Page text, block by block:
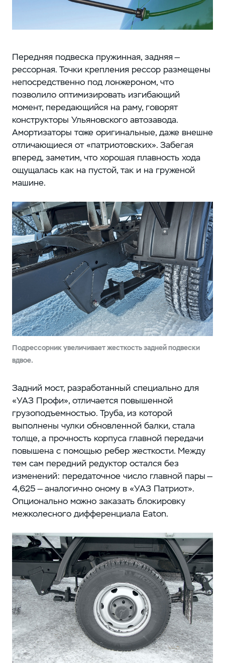
Передняя подвеска пружинная, задняя —
рессорная. Точки крепления рессор размещены
непосредственно под лонжероном, что
позволило оптимизировать изгибающий
момент, передающийся на раму, говорят
конструкторы Ульяновского автозавода.
Амортизаторы тоже оригинальные, даже внешне
отличающиеся от «патриотовских». Забегая
вперед, заметим, что хорошая плавность хода
ощущалась как на пустой, так и на груженой
машине.
Подрессорник увеличивает жесткость задней подвески
вдвое.
Задний мост, разработанный специально для
«УАЗ Профи», отличается повышенной
грузоподъемностью. Труба, из которой
выполнены чулки обновленной балки, стала
толще, а прочность корпуса главной передачи
повышена с помощью ребер жесткости. Между
тем сам передний редуктор остался без
изменений: передаточное число главной пары —
4,625 — аналогично оному в «УАЗ Патриот».
Опционально можно заказать блокировку
межколесного дифференциала Eaton.